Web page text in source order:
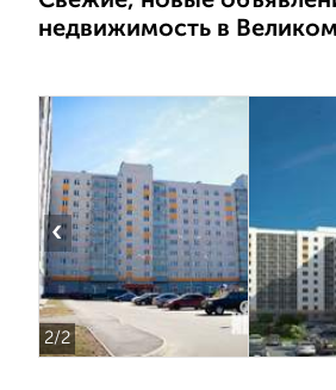
недвижимость в
2/2
‹